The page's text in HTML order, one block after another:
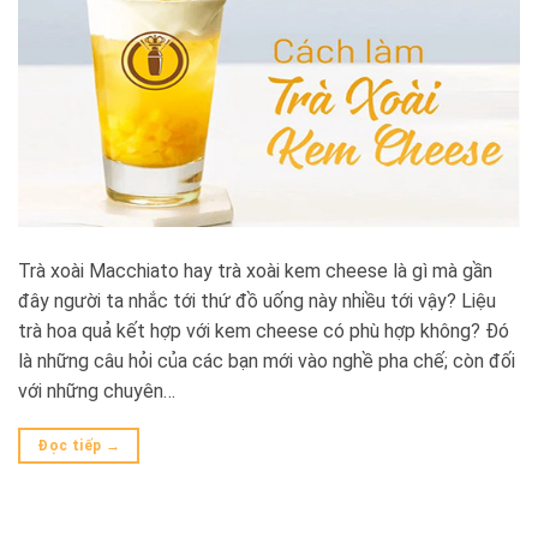
Trà xoài Macchiato hay trà xoài kem cheese là gì mà gần
đây người ta nhắc tới thứ đồ uống này nhiều tới vậy? Liệu
trà hoa quả kết hợp với kem cheese có phù hợp không? Đó
là những câu hỏi của các bạn mới vào nghề pha chế; còn đối
với những chuyên…
Đọc tiếp →